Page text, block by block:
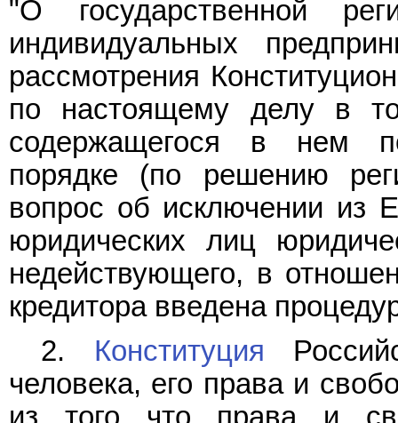
"О государственной
индивидуальных
рассмотрения
по настоящему делу в
содержащегося в нем
порядке (по решению
вопрос об исключении из
юридических лиц
недействующего, в
кредитора введена
2. Конституция
человека, его права и